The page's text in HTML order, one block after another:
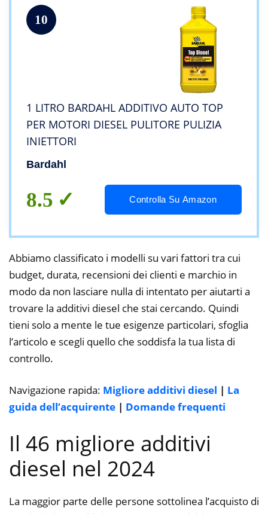
10
1 LITRO BARDAHL ADDITIVO AUTO TOP
PER MOTORI DIESEL PULITORE PULIZIA
INIETTORI
Bardahl
8.5 Controlla Su Amazon
Abbiamo classificato i modelli su vari fattori tra cui
budget, durata, recensioni dei clienti e marchio in
modo da non lasciare nulla di intentato per aiutarti a
trovare la additivi diesel che stai cercando. Quindi
tieni solo a mente le tue esigenze particolari, sfoglia
l’articolo e scegli quello che soddisfa la tua lista di
controllo.
Navigazione rapida: Migliore additivi diesel | La
guida dell’acquirente | Domande frequenti
Il 46 migliore additivi
diesel nel 2024
La maggior parte delle persone sottolinea l’acquisto di